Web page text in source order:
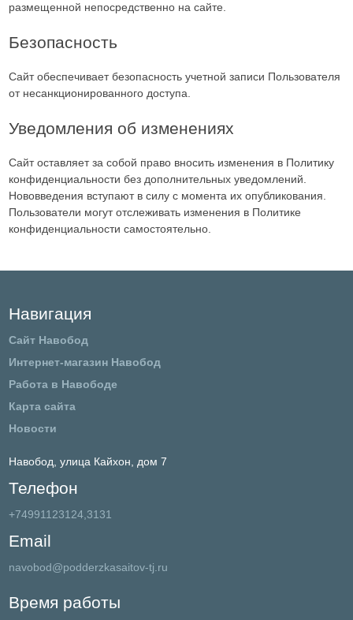
размещенной непосредственно на сайте.
Безопасность
Сайт обеспечивает безопасность учетной записи Пользователя
от несанкционированного доступа.
Уведомления об изменениях
Сайт оставляет за собой право вносить изменения в Политику
конфиденциальности без дополнительных уведомлений.
Нововведения вступают в силу с момента их опубликования.
Пользователи могут отслеживать изменения в Политике
конфиденциальности самостоятельно.
Навигация
Сайт Навобод
Интернет-магазин Навобод
Работа в Навободе
Карта сайта
Новости
Навобод, улица Кайхон, дом 7
Телефон
+74991123124,3131
Email
navobod@podderzkasaitov-tj.ru
Время работы